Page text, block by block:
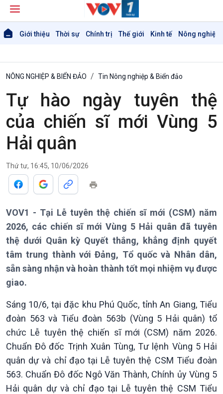
Giới thiệu Thời sự Chính trị Thế giới Kinh tế Nông nghiệp
NÔNG NGHIỆP & BIỂN ĐẢO Tin Nông nghiệp & Biển đảo
Tự hào ngày tuyên thệ
của chiến sĩ mới Vùng 5
Hải quân
Thứ tư, 16:45, 10/06/2026
VOV1 - Tại Lễ tuyên thệ chiến sĩ mới (CSM) năm
2026, các chiến sĩ mới Vùng 5 Hải quân đã tuyên
thệ dưới Quân kỳ Quyết thắng, khẳng định quyết
tâm trung thành với Đảng, Tổ quốc và Nhân dân,
sẵn sàng nhận và hoàn thành tốt mọi nhiệm vụ được
giao.
Sáng 10/6, tại đặc khu Phú Quốc, tỉnh An Giang, Tiểu
đoàn 563 và Tiểu đoàn 563b (Vùng 5 Hải quân) tổ
chức Lễ tuyên thệ chiến sĩ mới (CSM) năm 2026.
Chuẩn Đô đốc Trịnh Xuân Tùng, Tư lệnh Vùng 5 Hải
quân dự và chỉ đạo tại Lễ tuyên thệ CSM Tiểu đoàn
563. Chuẩn Đô đốc Ngô Văn Thành, Chính ủy Vùng 5
Hải quân dự và chỉ đạo tại Lễ tuyên thệ CSM Tiểu